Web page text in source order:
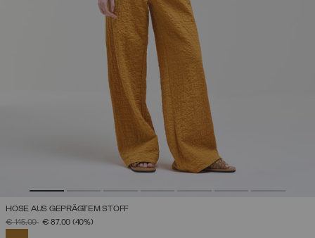
HOSE AUS GEPRÄGTEM STOFF
PREIS REDUZIERT VON
€ 145,00AUF
€ 87,00 (40%)